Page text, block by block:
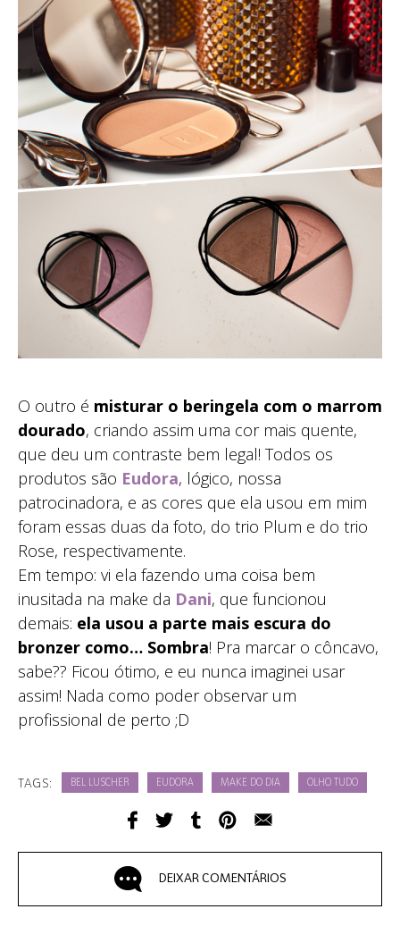
O outro é misturar o beringela com o marrom
dourado, criando assim uma cor mais quente,
que deu um contraste bem legal! Todos os
produtos são Eudora, lógico, nossa
patrocinadora, e as cores que ela usou em mim
foram essas duas da foto, do trio Plum e do trio
Rose, respectivamente.
Em tempo: vi ela fazendo uma coisa bem
inusitada na make da Dani, que funcionou
demais: ela usou a parte mais escura do
bronzer como… Sombra! Pra marcar o côncavo,
sabe?? Ficou ótimo, e eu nunca imaginei usar
assim! Nada como poder observar um
profissional de perto ;D
TAGS: BEL LUSCHER EUDORA MAKE DO DIA OLHO TUDO
DEIXAR COMENTÁRIOS